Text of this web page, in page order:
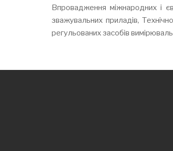
Впровадження міжнародних і
зважувальних приладів,
регульованих засобів